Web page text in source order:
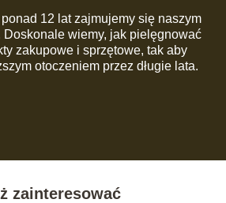
12 lat zajmujemy się naszym
Doskonale wiemy, jak pielęgnować
zakupowe i sprzętowe, tak aby
otoczeniem przez długie lata.
zainteresować